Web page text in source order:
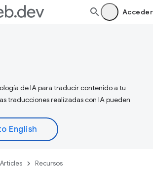
Acceder
de IA para traducir contenido a tu
traducciones realizadas con IA pueden
Articles
Recursos